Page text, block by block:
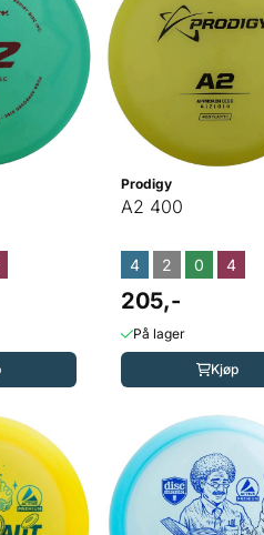
Prodigy
A2 400
4 2 0 4
205,-
På lager
Kjøp